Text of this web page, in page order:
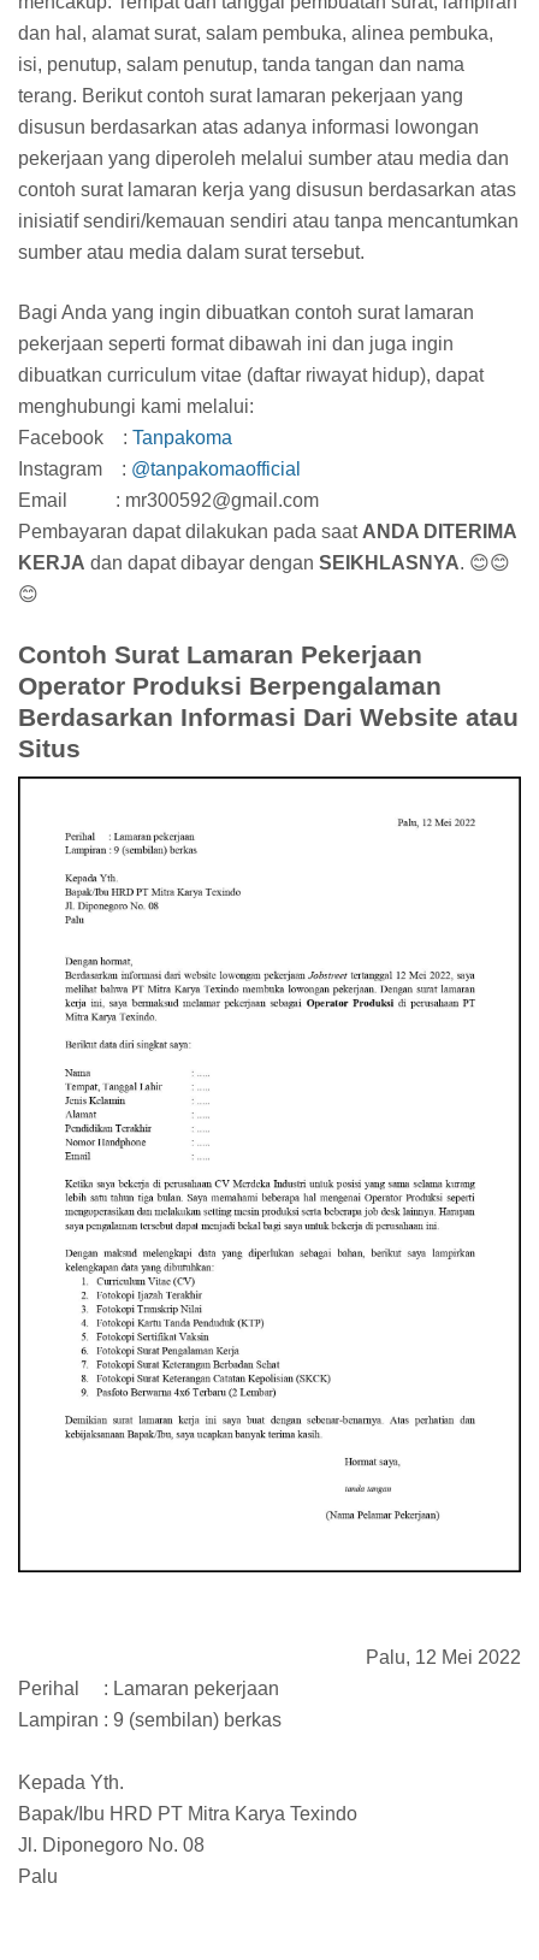
dan hal, alamat surat, salam pembuka, alinea pembuka,
isi, penutup, salam penutup, tanda tangan dan nama
terang. Berikut contoh surat lamaran pekerjaan yang
disusun berdasarkan atas adanya informasi lowongan
pekerjaan yang diperoleh melalui sumber atau media dan
contoh surat lamaran kerja yang disusun berdasarkan atas
inisiatif sendiri/kemauan sendiri atau tanpa mencantumkan
sumber atau media dalam surat tersebut.
Bagi Anda yang ingin dibuatkan contoh surat lamaran
pekerjaan seperti format dibawah ini dan juga ingin
dibuatkan curriculum vitae (daftar riwayat hidup), dapat
menghubungi kami melalui:
Facebook : Tanpakoma
Instagram : @tanpakomaofficial
Email : mr300592@gmail.com
Pembayaran dapat dilakukan pada saat ANDA DITERIMA
KERJA dan dapat dibayar dengan SEIKHLASNYA. 😊😊
😊
Contoh Surat Lamaran Pekerjaan
Operator Produksi Berpengalaman
Berdasarkan Informasi Dari Website atau
Situs
Palu, 12 Mei 2022
Perihal
: Lamaran pekerjaan
Lampiran : 9 (sembilan) berkas
Kepada Yth.
Bapak/Ibu HRD PT Mitra Karya Texindo
Jl. Diponegoro No. 08
Palu